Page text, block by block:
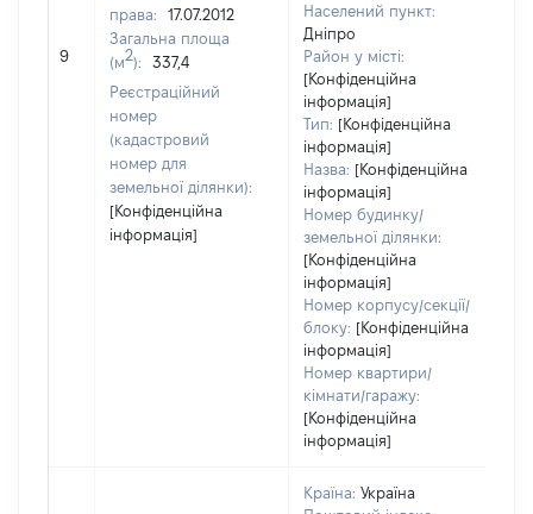
9
права:
17.07.2012
Загальна площа
(м2):
337,4
Реєстраційний
номер
(кадастровий
номер для
земельної ділянки):
[Конфіденційна
інформація]
Населений пункт:
Дніпро
Район у місті:
[Конфіденційна
інформація]
Тип: [Конфіденційна
інформація]
Назва: [Конфіденційна
інформація]
Номер будинку/
земельної ділянки:
[Конфіденційна
інформація]
Номер корпусу/секції/
блоку: [Конфіденційна
інформація]
Номер квартири/
кімнати/гаражу:
[Конфіденційна
інформація]
Країна: Україна